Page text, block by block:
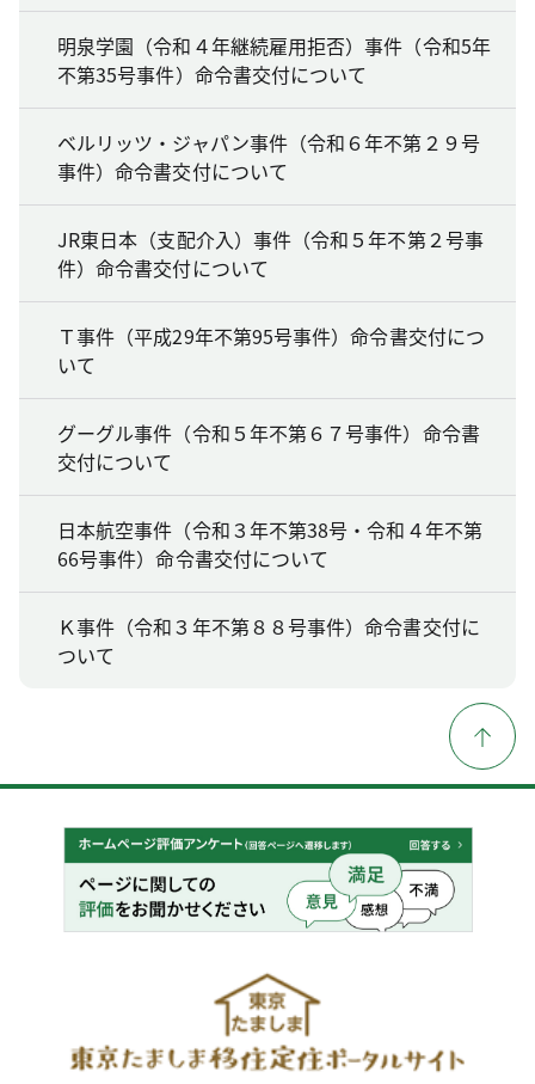
明泉学園（令和４年継続雇用拒否）事件（令和5年
不第35号事件）命令書交付について
ベルリッツ・ジャパン事件（令和６年不第２９号
事件）命令書交付について
JR東日本（支配介入）事件（令和５年不第２号事
件）命令書交付について
Ｔ事件（平成29年不第95号事件）命令書交付につ
いて
グーグル事件（令和５年不第６７号事件）命令書
交付について
日本航空事件（令和３年不第38号・令和４年不第
66号事件）命令書交付について
Ｋ事件（令和３年不第８８号事件）命令書交付に
ついて